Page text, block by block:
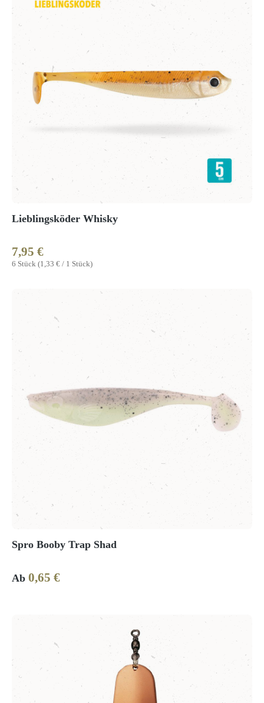
Lieblingsköder Whisky
6 Stück (1,33 € / 1 Stück)
Regulärer Preis:
7,95 €
Spro Booby Trap Shad
Regulärer Preis:
Ab 0,65 €